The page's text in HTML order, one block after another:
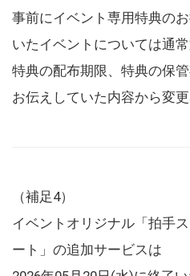
事前にイベント専用特典の
いたイベントについては通
特典の配布期限、特典の保
お伝えしていた内容から変更
（補足4）
イベントオリジナル「拍手
ート」の追加サービスは